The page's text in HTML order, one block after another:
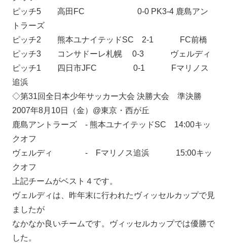
ピッチ5 高田FC 0-0 PK3-4 鹿島アン
トラーズ
ピッチ2 熊本ユナイテッドSC 2-1 FC前橋
ピッチ3 コンサドーレ札幌 0-3 ヴェルディ
ピッチ1 四日市JFC 0-1 Fマリノス
追浜
◇第31回全日本少年サッカー大会 決勝大会 準決勝
2007年8月10日（金）@東京・西が丘
鹿島アントラーズ - 熊本ユナイテッドSC 14:00キッ
クオフ
ヴェルディ - Fマリノス追浜 15:00キッ
クオフ
上記チームがベスト４です。
ヴェルディは、昨年末に行われたヴィッセルカップで見
ましたが
なかなか良いチームです。ヴィッセルカップでは優勝で
した。